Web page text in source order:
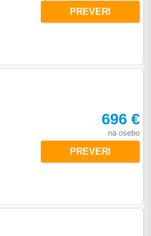
PREVERI
696 €
na osebo
PREVERI